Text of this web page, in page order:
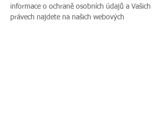
informace o ochraně osobních údajů a Vašich
právech najdete na našich webových